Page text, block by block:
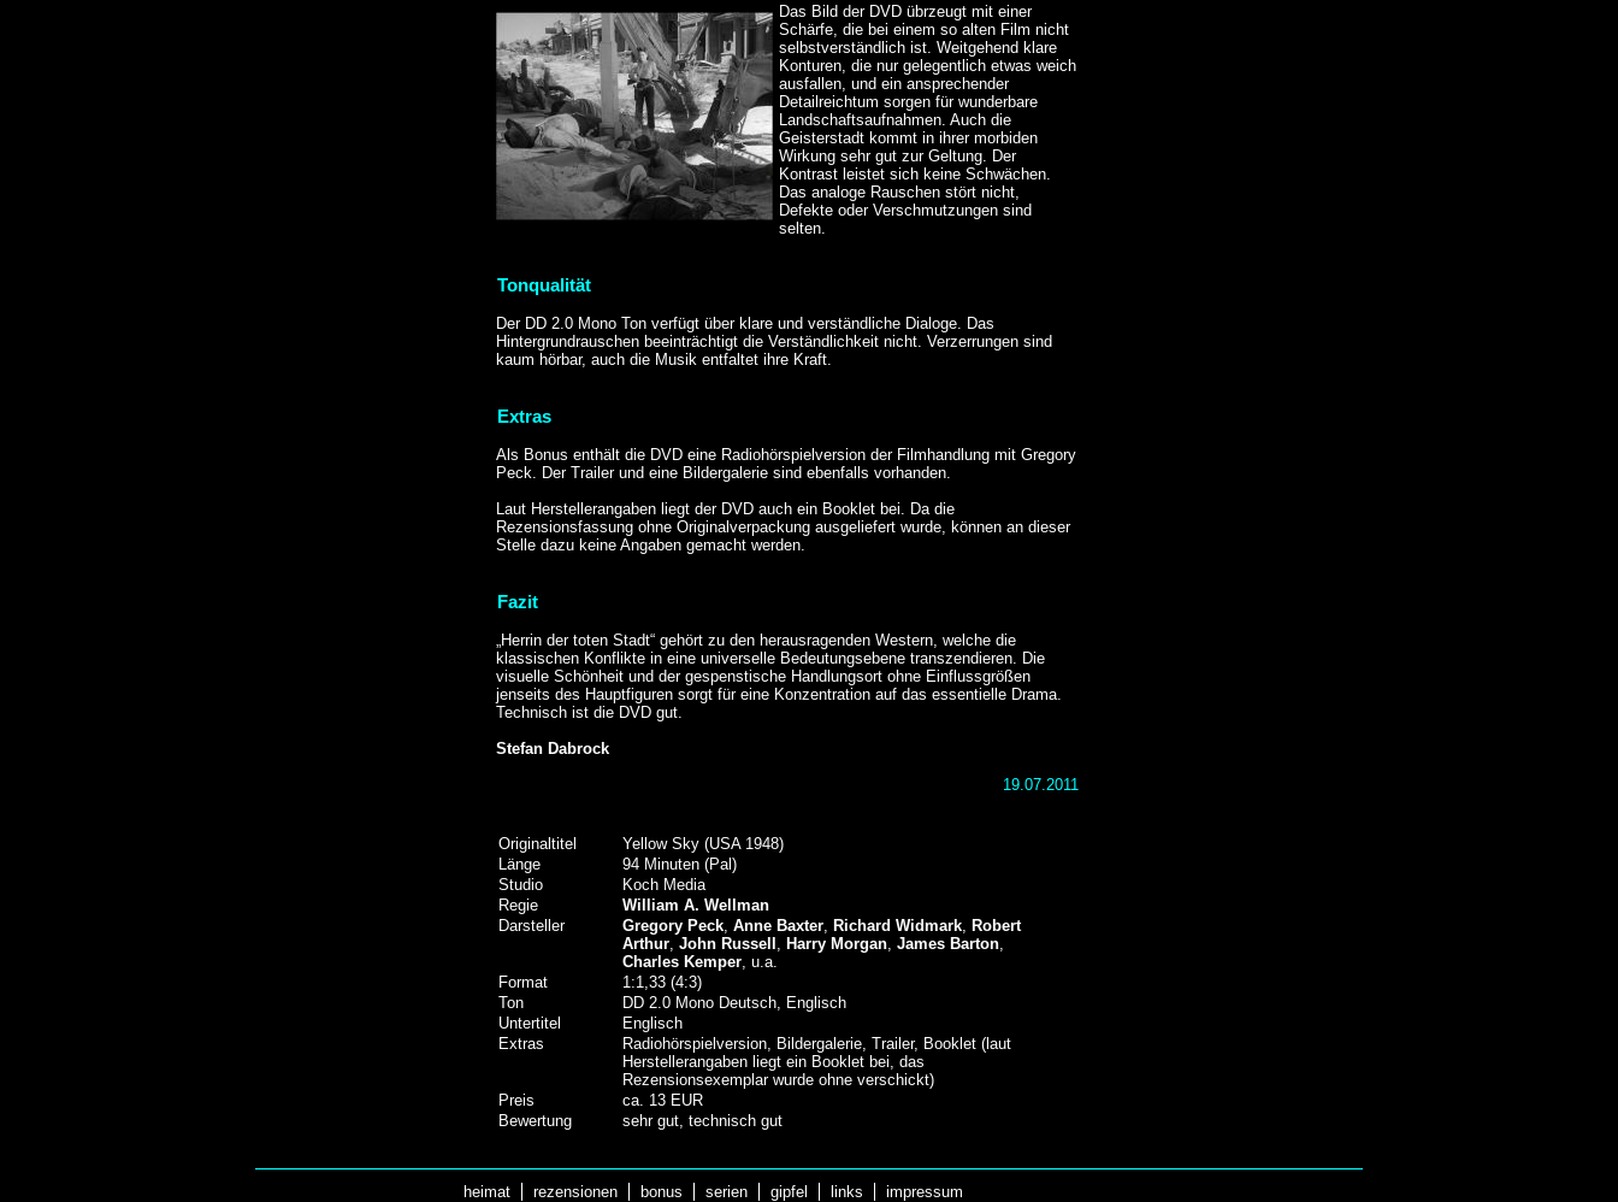
Das Bild der DVD übrzeugt mit einer
Schärfe, die bei einem so alten Film nicht
selbstverständlich ist. Weitgehend klare
Konturen, die nur gelegentlich etwas weich
ausfallen, und ein ansprechender
Detailreichtum sorgen für wunderbare
Landschaftsaufnahmen. Auch die
Geisterstadt kommt in ihrer morbiden
Wirkung sehr gut zur Geltung. Der
Kontrast leistet sich keine Schwächen.
Das analoge Rauschen stört nicht,
Defekte oder Verschmutzungen sind
selten.
Tonqualität
Der DD 2.0 Mono Ton verfügt über klare und verständliche Dialoge. Das
Hintergrundrauschen beeinträchtigt die Verständlichkeit nicht. Verzerrungen sind
kaum hörbar, auch die Musik entfaltet ihre Kraft.
Extras
Als Bonus enthält die DVD eine Radiohörspielversion der Filmhandlung mit Gregory
Peck. Der Trailer und eine Bildergalerie sind ebenfalls vorhanden.
Laut Herstellerangaben liegt der DVD auch ein Booklet bei. Da die
Rezensionsfassung ohne Originalverpackung ausgeliefert wurde, können an dieser
Stelle dazu keine Angaben gemacht werden.
Fazit
„Herrin der toten Stadt“ gehört zu den herausragenden Western, welche die
klassischen Konflikte in eine universelle Bedeutungsebene transzendieren. Die
visuelle Schönheit und der gespenstische Handlungsort ohne Einflussgrößen
jenseits des Hauptfiguren sorgt für eine Konzentration auf das essentielle Drama.
Technisch ist die DVD gut.
Stefan Dabrock
19.07.2011
Originaltitel
Yellow Sky (USA 1948)
Länge
94 Minuten (Pal)
Studio
Koch Media
Regie
William A. Wellman
Darsteller
Gregory Peck,Anne Baxter, Richard Widmark, Robert
Arthur,John Russell , Harry Morgan,James Barton,
Charles Kemper, u.a.
Format
1:1,33 (4:3)
Ton
DD 2.0 Mono Deutsch, Englisch
Untertitel
Englisch
Extras
Radiohörspielversion, Bildergalerie, Trailer, Booklet (laut
Herstellerangaben liegt ein Booklet bei, das
Rezensionsexemplar wurde ohne verschickt)
Preis
ca. 13 EUR
Bewertung
sehr gut, technisch gut
heimat rezensionen bonus serien gipfel links impressum